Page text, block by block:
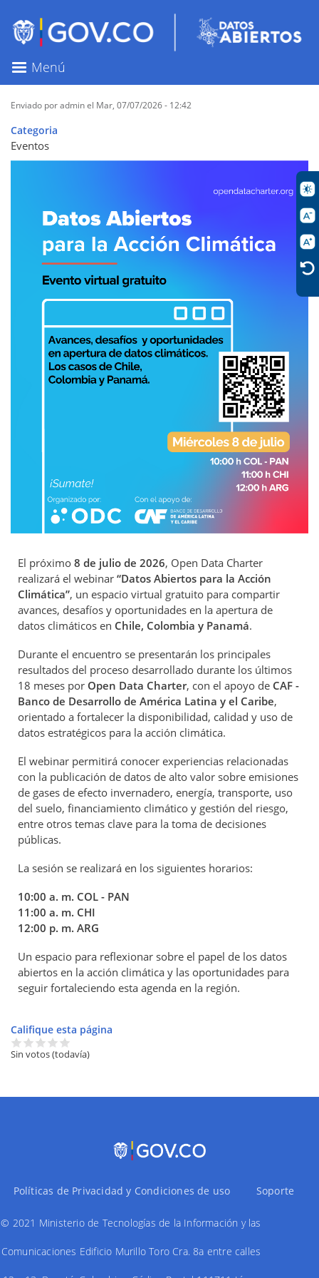
contenido
principal
Menú
Enviado poradminel Mar, 07/07/2026 - 12:42
Categoria
Eventos
El próximo 8 de julio de 2026, Open Data Charter
realizará el webinar “Datos Abiertos para la Acción
Climática”, un espacio virtual gratuito para compartir
avances, desafíos y oportunidades en la apertura de
datos climáticos en Chile, Colombia y Panamá.
Durante el encuentro se presentarán los principales
resultados del proceso desarrollado durante los últimos
18 meses por Open Data Charter, con el apoyo de CAF -
Banco de Desarrollo de América Latina y el Caribe,
orientado a fortalecer la disponibilidad, calidad y uso de
datos estratégicos para la acción climática.
El webinar permitirá conocer experiencias relacionadas
con la publicación de datos de alto valor sobre emisiones
de gases de efecto invernadero, energía, transporte, uso
del suelo, financiamiento climático y gestión del riesgo,
entre otros temas clave para la toma de decisiones
públicas.
La sesión se realizará en los siguientes horarios:
10:00 a. m. COL - PAN
11:00 a. m. CHI
12:00 p. m. ARG
Un espacio para reflexionar sobre el papel de los datos
abiertos en la acción climática y las oportunidades para
seguir fortaleciendo esta agenda en la región.
Califique esta página
Sin votos (todavía)
Políticas de Privacidad y Condiciones de uso Soporte
© 2021 Ministerio de Tecnologías de la Información y las
Comunicaciones Edificio Murillo Toro Cra. 8a entre calles